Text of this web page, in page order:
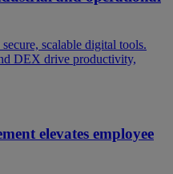
scalable digital tools.
DEX drive productivity,
elevates employee